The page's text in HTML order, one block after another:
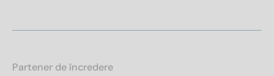
Partener de încredere